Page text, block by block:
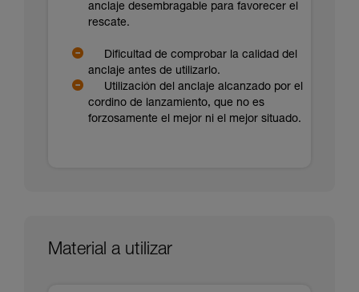
anclaje desembragable para favorecer el
rescate.
Dificultad de comprobar la calidad del
anclaje antes de utilizarlo.
Utilización del anclaje alcanzado por el
cordino de lanzamiento, que no es
forzosamente el mejor ni el mejor situado.
Material a utilizar